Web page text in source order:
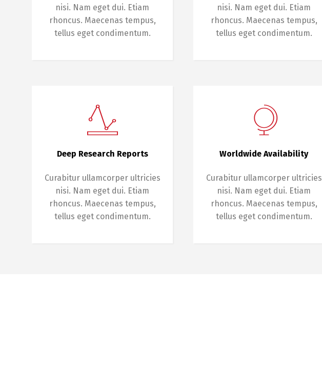
nisi. Nam eget dui. Etiam
rhoncus. Maecenas tempus,
tellus eget condimentum.
nisi. Nam eget dui. Etiam
rhoncus. Maecenas tempus,
tellus eget condimentum.
Deep Research Reports
Curabitur ullamcorper ultricies
nisi. Nam eget dui. Etiam
rhoncus. Maecenas tempus,
tellus eget condimentum.
Worldwide Availability
Curabitur ullamcorper ultricies
nisi. Nam eget dui. Etiam
rhoncus. Maecenas tempus,
tellus eget condimentum.